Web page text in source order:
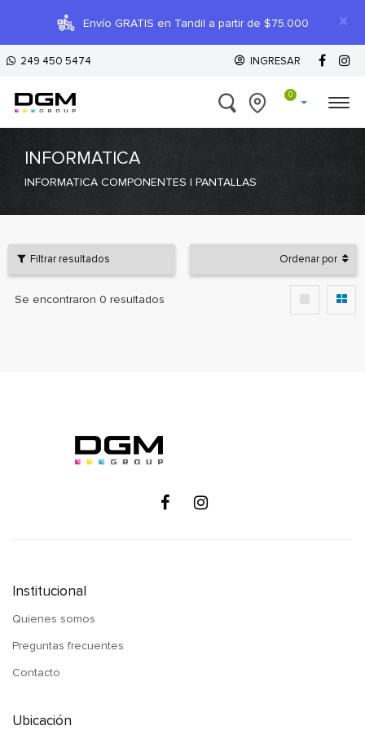
×
Envío GRATIS en Tandil a partir de $75.000
249 450 5474 INGRESAR
0
INFORMATICA
INFORMATICA COMPONENTES | PANTALLAS
Filtrar resultados Ordenar por
Se encontraron 0 resultados
Institucional
Quienes somos
Preguntas frecuentes
Contacto
Ubicación